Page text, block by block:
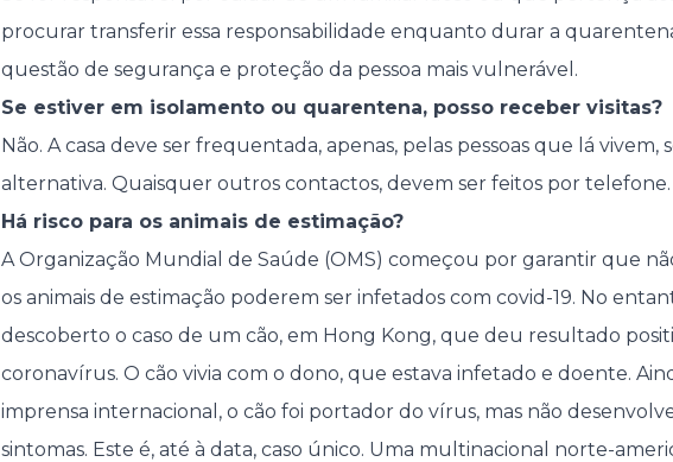
procurar transferir essa responsabilidade enquanto durar a
questão de segurança e proteção da pessoa mais vulnerável.
Se estiver em isolamento ou quarentena, posso receber visitas?
Não. A casa deve ser frequentada, apenas, pelas pessoas que lá vivem,
alternativa. Quaisquer outros contactos, devem ser feitos por telefone.
Há risco para os animais de estimação?
A Organização Mundial de Saúde (OMS) começou por garantir que
os animais de estimação poderem ser infetados com covid-19. No
descoberto o caso de um cão, em Hong Kong, que deu resultado
coronavírus. O cão vivia com o dono, que estava infetado e doente.
imprensa internacional, o cão foi portador do vírus, mas não
sintomas. Este é, até à data, caso único. Uma multinacional norte-